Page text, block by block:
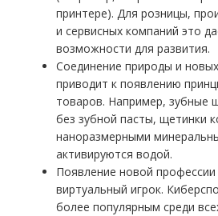
принтере). Для розницы,
и сервисных компаний это
возможности для развития.
Соединение природы и
приводит к появлению
товаров. Например, зубные
без зубной пасты, щетинки
наноразмерными
активируются водой.
Появление новой
виртуальный игрок.
более популярным среди